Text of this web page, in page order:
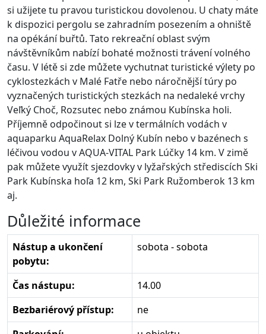
si užijete tu pravou turistickou dovolenou. U chaty máte
k dispozici pergolu se zahradním posezením a ohniště
na opékání buřtů. Tato rekreační oblast svým
návštěvníkům nabízí bohaté možnosti trávení volného
času. V létě si zde můžete vychutnat turistické výlety po
cyklostezkách v Malé Fatře nebo náročnější túry po
vyznačených turistických stezkách na nedaleké vrchy
Veľký Choč, Rozsutec nebo známou Kubínska holi.
Příjemně odpočinout si lze v termálních vodách v
aquaparku AquaRelax Dolný Kubín nebo v bazénech s
léčivou vodou v AQUA-VITAL Park Lúčky 14 km. V zimě
pak můžete využít sjezdovky v lyžařských střediscích Ski
Park Kubínska hoľa 12 km, Ski Park Ružomberok 13 km
aj.
Důležité informace
Nástup a ukončení
pobytu:
sobota - sobota
Čas nástupu:
14.00
Bezbariérový přístup:
ne